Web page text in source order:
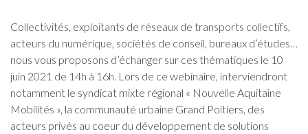
Collectivités, exploitants de réseaux de transports collectifs,
acteurs du numérique, sociétés de conseil, bureaux d’études…
nous vous proposons d’échanger sur ces thématiques le 10
juin 2021 de 14h à 16h. Lors de ce webinaire, interviendront
notamment le syndicat mixte régional « Nouvelle Aquitaine
Mobilités », la communauté urbaine Grand Poitiers, des
acteurs privés au coeur du développement de solutions